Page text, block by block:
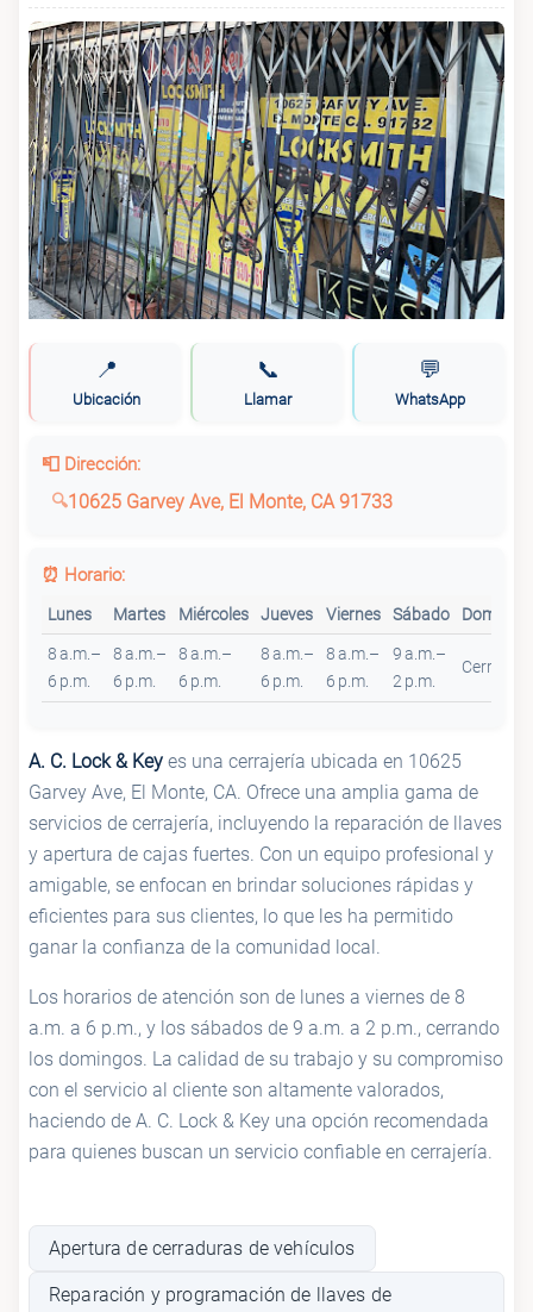
📍
Ubicación
📞
Llamar
💬
WhatsApp
📮 Dirección:
10625 Garvey Ave, El Monte, CA 91733
⏰ Horario:
Lunes Martes Miércoles Jueves Viernes Sábado Domingo
8 a.m.–
6 p.m.
8 a.m.–
6 p.m.
8 a.m.–
6 p.m.
8 a.m.–
6 p.m.
8 a.m.–
6 p.m.
9 a.m.–
2 p.m.
Cerrado
A. C. Lock & Key es una cerrajería ubicada en 10625
Garvey Ave, El Monte, CA. Ofrece una amplia gama de
servicios de cerrajería, incluyendo la reparación de llaves
y apertura de cajas fuertes. Con un equipo profesional y
amigable, se enfocan en brindar soluciones rápidas y
eficientes para sus clientes, lo que les ha permitido
ganar la confianza de la comunidad local.
Los horarios de atención son de lunes a viernes de 8
a.m. a 6 p.m., y los sábados de 9 a.m. a 2 p.m., cerrando
los domingos. La calidad de su trabajo y su compromiso
con el servicio al cliente son altamente valorados,
haciendo de A. C. Lock & Key una opción recomendada
para quienes buscan un servicio confiable en cerrajería.
Apertura de cerraduras de vehículos
Reparación y programación de llaves de